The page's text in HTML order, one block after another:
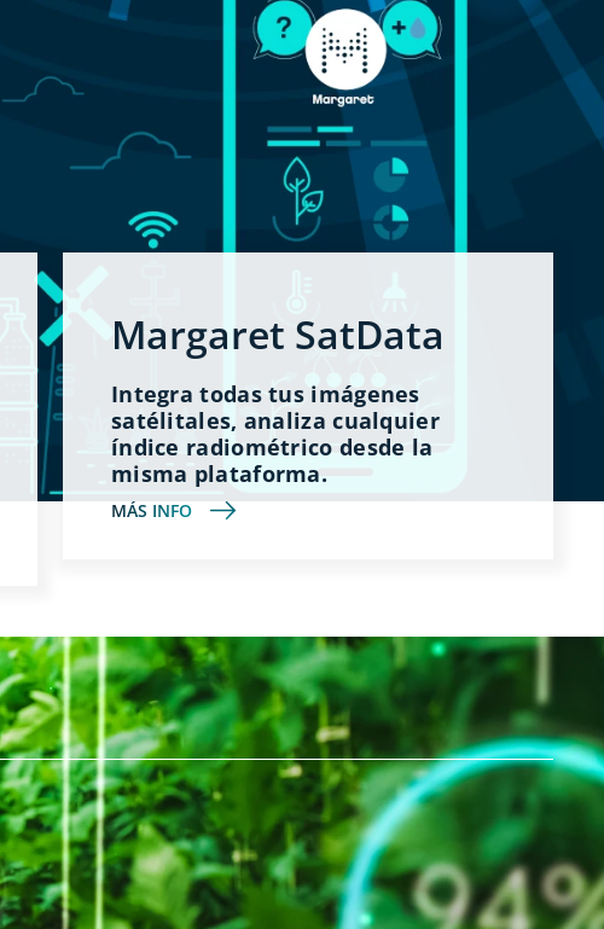
Margaret SatData
Integra todas tus imágenes
satélitales, analiza cualquier
índice radiométrico desde la
misma plataforma.
MÁS INFO